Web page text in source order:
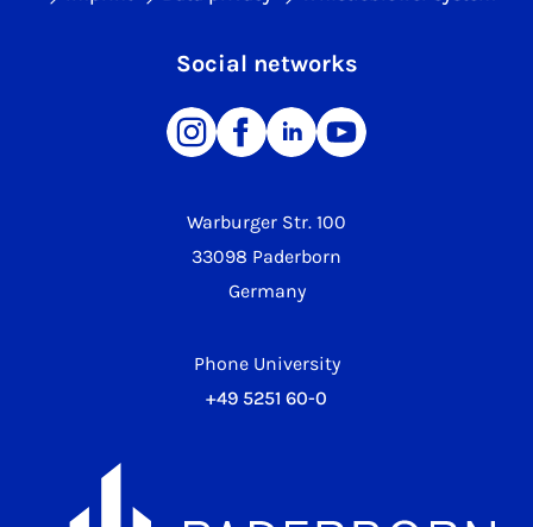
Warburger Str. 100
33098 Paderborn
Germany
Phone University
+49 5251 60-0
Social networks